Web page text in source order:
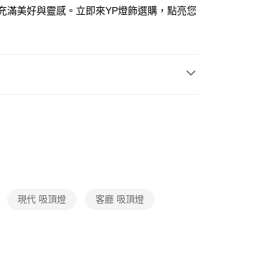
」】
到商品之後才付款」的支付方式。 讓您購物簡單
服務後，再付款。
先享後付」後，將跳轉至「AFTEE先享後
認證並確認金額後，即可完成結帳。
含以上)免運費
滿美好與靈感。立即來YP燈飾選購，點亮您
現代 吸頂燈 客廳 吸頂燈